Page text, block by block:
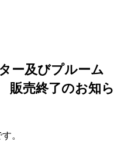
ー及びプルーム
販売終了のお知ら
。